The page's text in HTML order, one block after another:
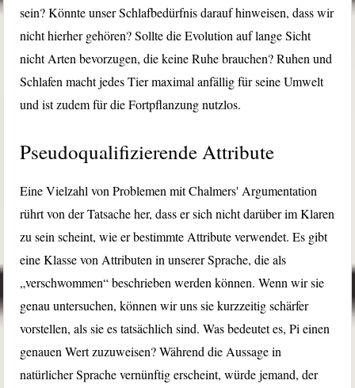
sein? Könnte unser Schlafbedürfnis darauf hinweisen, dass wir
nicht hierher gehören? Sollte die Evolution auf lange Sicht
nicht Arten bevorzugen, die keine Ruhe brauchen? Ruhen und
Schlafen macht jedes Tier maximal anfällig für seine Umwelt
und ist zudem für die Fortpflanzung nutzlos.
Pseudoqualifizierende Attribute
Eine Vielzahl von Problemen mit Chalmers' Argumentation
rührt von der Tatsache her, dass er sich nicht darüber im Klaren
zu sein scheint, wie er bestimmte Attribute verwendet. Es gibt
eine Klasse von Attributen in unserer Sprache, die als
„verschwommen“ beschrieben werden können. Wenn wir sie
genau untersuchen, können wir uns sie kurzzeitig schärfer
vorstellen, als sie es tatsächlich sind. Was bedeutet es, Pi einen
genauen Wert zuzuweisen? Während die Aussage in
natürlicher Sprache vernünftig erscheint, würde jemand, der